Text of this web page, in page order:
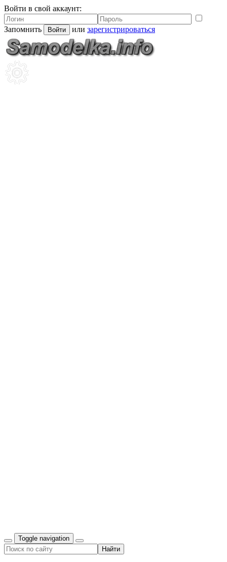
Войти в свой аккаунт:
Запомнить Войти или зарегистрироваться
Toggle navigation